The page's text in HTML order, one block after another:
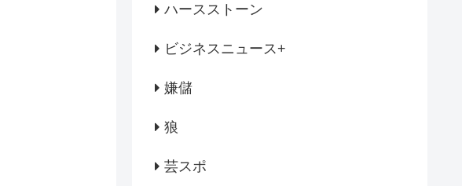
ハースストーン
ビジネスニュース+
嫌儲
狼
芸スポ